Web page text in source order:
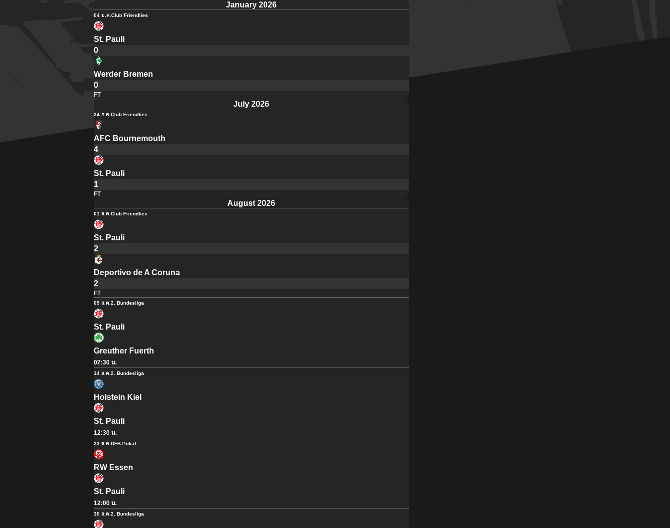
January 2026
04 ม.ค.Club Friendlies
St. Pauli
0
Werder Bremen
0
FT
July 2026
24 ก.ค.Club Friendlies
AFC Bournemouth
4
St. Pauli
1
FT
August 2026
01 ส.ค.Club Friendlies
St. Pauli
2
Deportivo de A Coruna
2
FT
09 ส.ค.2. Bundesliga
St. Pauli
Greuther Fuerth
07:30 น.
14 ส.ค.2. Bundesliga
Holstein Kiel
St. Pauli
12:30 น.
23 ส.ค.DFB-Pokal
RW Essen
St. Pauli
12:00 น.
30 ส.ค.2. Bundesliga